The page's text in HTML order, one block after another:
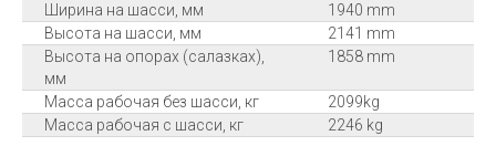
Ширина на шасси, мм
1940 mm
Высота на шасси, мм
2141 mm
Высота на опорах (салазках),
мм
1858 mm
Масса рабочая без шасси, кг
2099kg
Масса рабочая с шасси, кг
2246 kg